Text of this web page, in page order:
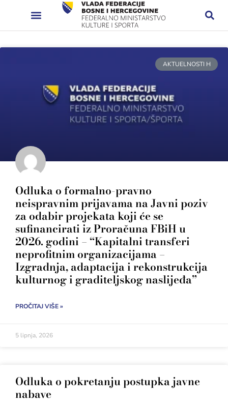
AKTUELNOSTI H
Odluka o formalno-pravno
neispravnim prijavama na Javni poziv
za odabir projekata koji će se
sufinancirati iz Proračuna FBiH u
2026. godini – “Kapitalni transferi
neprofitnim organizacijama –
Izgradnja, adaptacija i rekonstrukcija
kulturnog i graditeljskog naslijeđa”
PROČITAJ VIŠE »
5 lipnja, 2026
Odluka o pokretanju postupka javne
nabave